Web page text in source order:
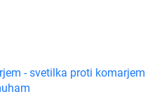
- svetilka proti komarjem